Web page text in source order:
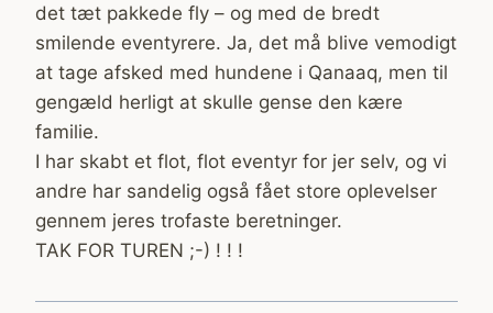
det tæt pakkede fly – og med de bredt
smilende eventyrere. Ja, det må blive vemodigt
at tage afsked med hundene i Qanaaq, men til
gengæld herligt at skulle gense den kære
familie.
I har skabt et flot, flot eventyr for jer selv, og vi
andre har sandelig også fået store oplevelser
gennem jeres trofaste beretninger.
TAK FOR TUREN ;-) ! ! !